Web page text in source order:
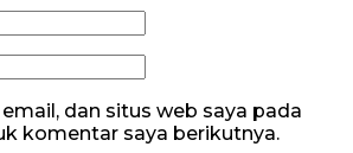
dan situs web saya pada
komentar saya berikutnya.